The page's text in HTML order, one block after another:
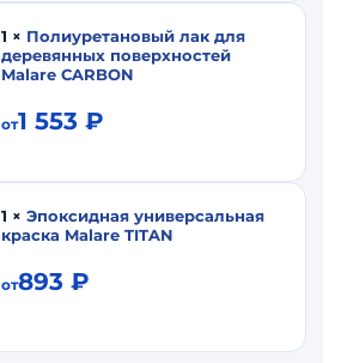
1 × Полиуретановый лак для
деревянных поверхностей
Malare CARBON
от1 553 ₽
1 × Эпоксидная универсальная
краска Malare TITAN
от893 ₽